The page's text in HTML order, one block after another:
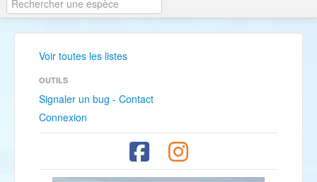
Voir toutes les listes
OUTILS
Signaler un bug - Contact
Connexion